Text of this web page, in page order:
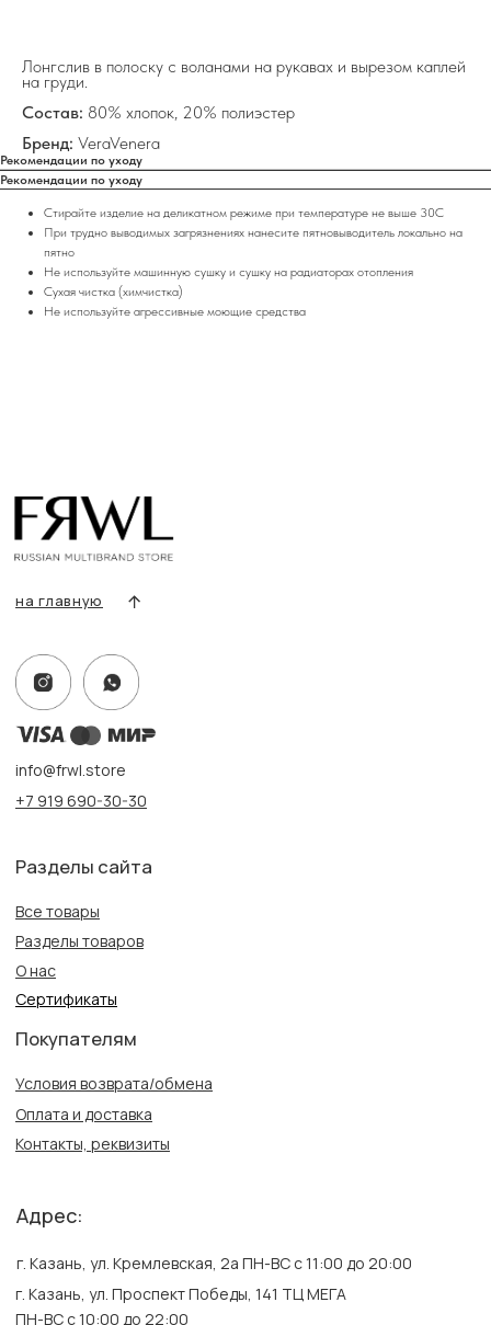
Лонгслив в полоску с воланами на рукавах и вырезом каплей
на груди.
Состав: 80% хлопок, 20% полиэстер
Бренд: VeraVenera
Рекомендации по уходу
Рекомендации по уходу
Стирайте изделие на деликатном режиме при температуре не выше 30C
При трудно выводимых загрязнениях нанесите пятновыводитель локально на
пятно
Не используйте машинную сушку и сушку на радиаторах отопления
Сухая чистка (химчистка)
Не используйте агрессивные моющие средства
Разделы сайта
Контакты, реквизиты
Информация
Политика конфиденциальности
Публичная оферта
Создание сайта
на главную
Адрес:
г. Казань, ул. Проспект Победы, 141 ТЦ МЕГА
info@frwl.store
+7 919 690-30-30